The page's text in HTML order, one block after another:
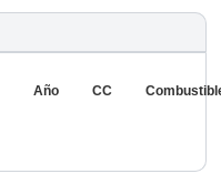
Año CC